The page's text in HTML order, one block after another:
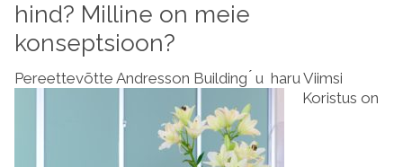
hind? Milline on meie
konseptsioon?
Pereettevõtte Andresson Building ́ u haru Viimsi
Koristus on